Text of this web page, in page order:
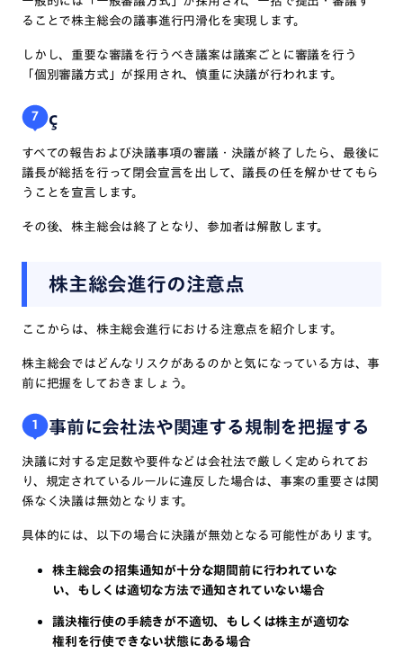
ることで株主総会の議事進行円滑化を実現します。
しかし、重要な審議を行うべき議案は議案ごとに審議を行う
「個別審議方式」が採用され、慎重に決議が行われます。
7 ç
すべての報告および決議事項の審議・決議が終了したら、最後に
議長が総括を行って閉会宣言を出して、議長の任を解かせてもら
うことを宣言します。
その後、株主総会は終了となり、参加者は解散します。
株主総会進行の注意点
ここからは、株主総会進行における注意点を紹介します。
株主総会ではどんなリスクがあるのかと気になっている方は、事
前に把握をしておきましょう。
1 事前に会社法や関連する規制を把握する
決議に対する定足数や要件などは会社法で厳しく定められてお
り、規定されているルールに違反した場合は、事案の重要さは関
係なく決議は無効となります。
具体的には、以下の場合に決議が無効となる可能性があります。
株主総会の招集通知が十分な期間前に行われていな
い、もしくは適切な方法で通知されていない場合
議決権行使の手続きが不適切、もしくは株主が適切な
権利を行使できない状態にある場合